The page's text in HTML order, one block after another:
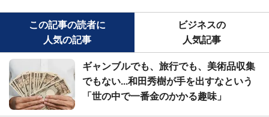
この記事の読者に
人気の記事
ビジネスの
人気記事
ギャンブルでも、旅行でも、美術品収集
でもない...和田秀樹が手を出すなという
「世の中で一番金のかかる趣味」